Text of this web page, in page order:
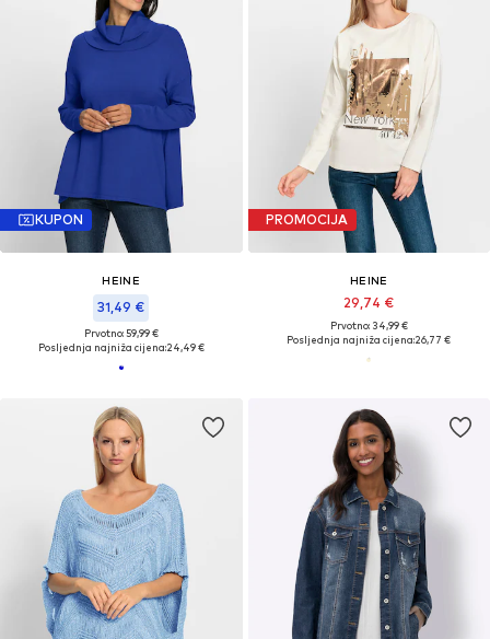
KUPON
HEINE
31,49 €
Prvotno: 59,99 €
Posljednja najniža cijena:24,49 €
PROMOCIJA
HEINE
29,74 €
Prvotno: 34,99 €
Posljednja najniža cijena:26,77 €